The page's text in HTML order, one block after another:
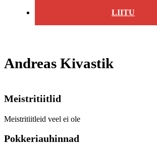
LIITU
Andreas Kivastik
Meistritiitlid
Meistritiitleid veel ei ole
Pokkeriauhinnad